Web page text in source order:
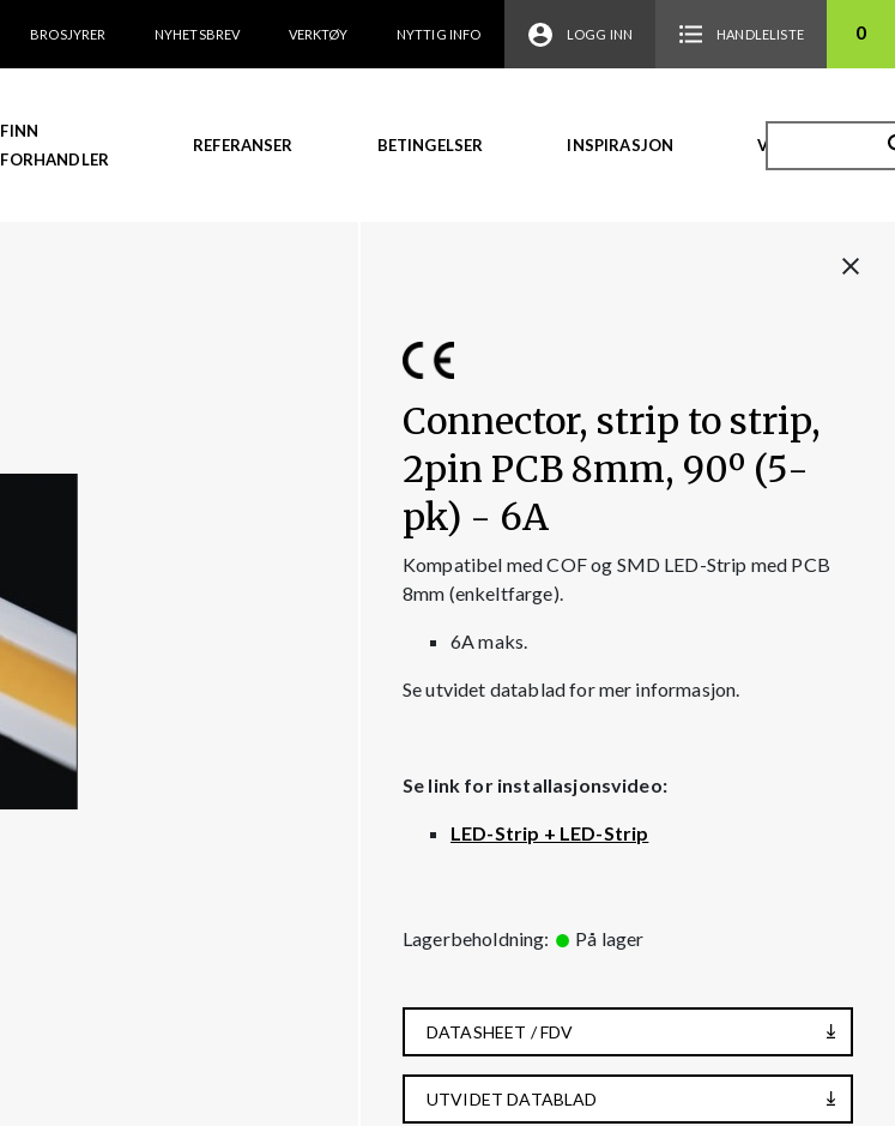
BROSJYRER NYHETSBREV VERKTØY NYTTIG INFO LOGG INN HANDLELISTE 0
FINN
FORHANDLER
REFERANSER BETINGELSER INSPIRASJON VIDEO
Connector, strip to strip,
2pin PCB 8mm, 90º (5-
pk) - 6A
Kompatibel med COF og SMD LED-Strip med PCB
8mm (enkeltfarge).
6A maks.
Se utvidet datablad for mer informasjon.
Se link for installasjonsvideo:
LED-Strip + LED-Strip
Lagerbeholdning: På lager
DATASHEET / FDV
UTVIDET DATABLAD